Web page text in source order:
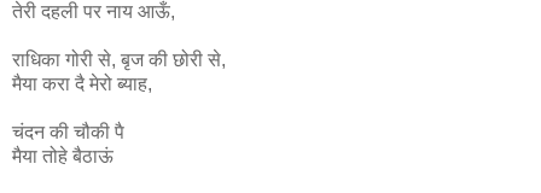
तेरी दहली पर नाय आऊँ,
राधिका गोरी से, बृज की छोरी से,
मैया करा दै मेरो ब्याह,
चंदन की चौकी पै
मैया तोहे बैठाऊं